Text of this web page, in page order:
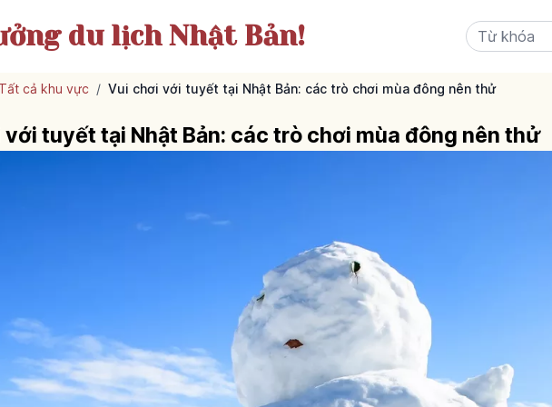
du lịch Nhật Bản!
Tất cả khu vực / Vui chơi với tuyết tại Nhật Bản: các trò chơi mùa đông nên thử
tuyết tại Nhật Bản: các trò chơi mùa đông nên thử